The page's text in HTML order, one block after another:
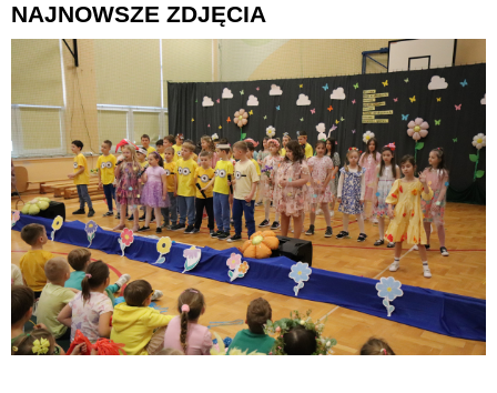
NAJNOWSZE ZDJĘCIA